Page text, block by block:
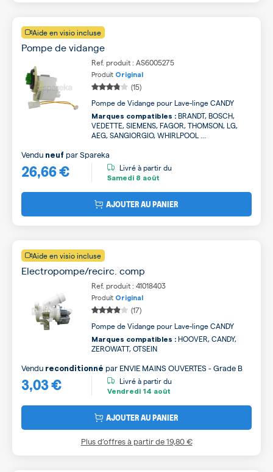
Aide en visio incluse
Pompe de vidange
Ref. produit : AS6005275
Produit Original
(15)
Pompe de Vidange pour Lave-linge CANDY
Marques compatibles : BRANDT, BOSCH,
VEDETTE, SIEMENS, FAGOR, THOMSON, LG,
AEG, SANGIORGIO, WHIRLPOOL ...
26,66 €
Vendu neuf parSpareka
Livré à partir du
Samedi 8 août
AJOUTER AU PANIER
Aide en visio incluse
Electropompe/recirc. comp
Ref. produit : 41018403
Produit Original
(17)
Pompe de Vidange pour Lave-linge CANDY
Marques compatibles : HOOVER, CANDY,
ZEROWATT, OTSEIN
3,03 €
Vendu reconditionné par ENVIE MAINS OUVERTES - Grade B
Livré à partir du
Vendredi 14 août
AJOUTER AU PANIER
Plus d’offres à partir de19,80 €